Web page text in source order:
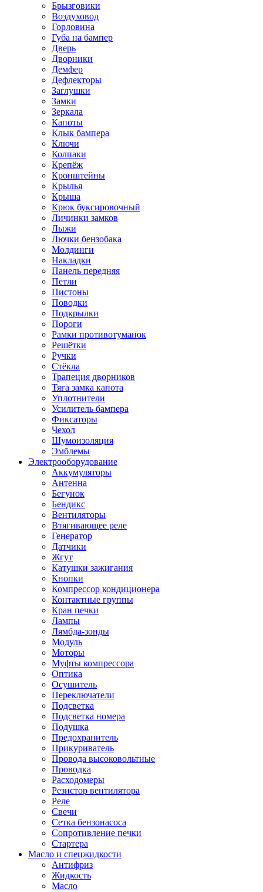
Брызговики
Воздуховод
Горловина
Губа на бампер
Дверь
Дворники
Демфер
Дефлекторы
Заглушки
Замки
Зеркала
Капоты
Клык бампера
Ключи
Колпаки
Крепёж
Кронштейны
Крылья
Крыша
Крюк буксировочный
Личинки замков
Лыжи
Лючки бензобака
Молдинги
Накладки
Панель передняя
Петли
Пистоны
Поводки
Подкрылки
Пороги
Рамки противотуманок
Решётки
Ручки
Стёкла
Трапеция дворников
Тяга замка капота
Уплотнители
Усилитель бампера
Фиксаторы
Чехол
Шумоизоляция
Эмблемы
Электрооборудование
Аккумуляторы
Антенна
Бегунок
Бендикс
Вентиляторы
Втягивающее реле
Генератор
Датчики
Жгут
Катушки зажигания
Кнопки
Компрессор кондиционера
Контактные группы
Кран печки
Лампы
Лямбда-зонды
Модуль
Моторы
Муфты компрессора
Оптика
Осушитель
Переключатели
Подсветка
Подсветка номера
Подушка
Предохранитель
Прикуриватель
Провода высоковольтные
Проводка
Расходомеры
Резистор вентилятора
Реле
Свечи
Сетка бензонасоса
Сопротивление печки
Стартера
Масло и спецжидкости
Антифриз
Жидкость
Масло